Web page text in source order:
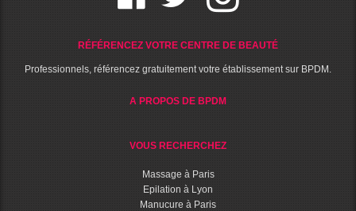
RÉFÉRENCEZ VOTRE CENTRE DE BEAUTÉ
Professionnels, référencez gratuitement votre établissement sur BPDM.
A PROPOS DE BPDM
VOUS RECHERCHEZ
Massage à Paris
Epilation à Lyon
Manucure à Paris